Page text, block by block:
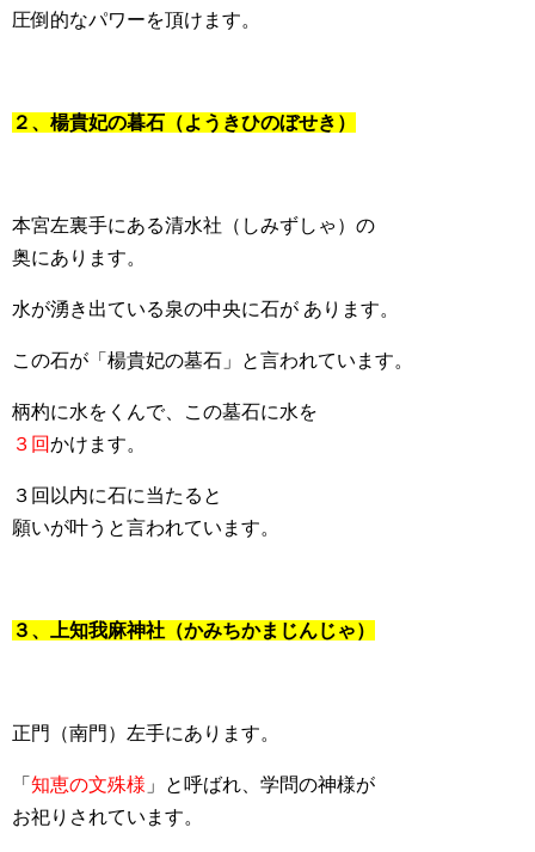
圧倒的なパワーを頂けます。
２、楊貴妃の暮石（ようきひのぼせき）
本宮左裏手にある清水社（しみずしゃ）の
奥にあります。
水が湧き出ている泉の中央に石が あります。
この石が「楊貴妃の墓石」と言われています。
柄杓に水をくんで、この墓石に水を
３回かけます。
３回以内に石に当たると
願いが叶うと言われています。
３、上知我麻神社（かみちかまじんじゃ）
正門（南門）左手にあります。
「 知恵の文殊様 」と呼ばれ、学問の神様が
お祀りされています。